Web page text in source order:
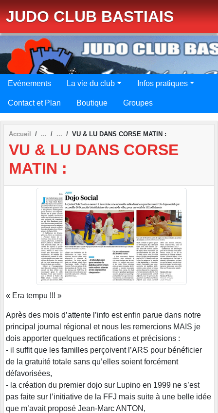
JUDO CLUB BASTIAIS
Evénements La vie du club Infos pratiques
Contact et Plan Boutique Groupes
Accueil VU & LU DANS CORSE MATIN :
VU & LU DANS CORSE
MATIN :
« Era tempu !!! »
Après des mois d’attente l’info est enfin parue dans notre
principal journal régional et nous les remercions MAIS je
dois apporter quelques rectifications et précisions :
- il suffit que les familles perçoivent l’ARS pour bénéficier
de la gratuité totale sans qu’elles soient forcément
défavorisées,
- la création du premier dojo sur Lupino en 1999 ne s’est
pas faite sur l’initiative de la FFJ mais suite à une belle idée
que m’avait proposé Jean-Marc ANTON,